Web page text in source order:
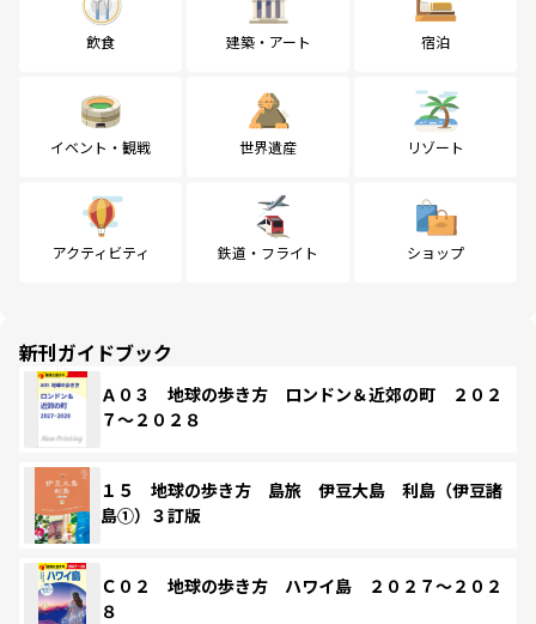
飲食 建築・アート 宿泊
イベント・観戦 世界遺産 リゾート
アクティビティ 鉄道・フライト ショップ
新刊ガイドブック
Ａ０３ 地球の歩き方 ロンドン＆近郊の町 ２０２
７～２０２８
１５ 地球の歩き方 島旅 伊豆大島 利島（伊豆諸
島①）３訂版
Ｃ０２ 地球の歩き方 ハワイ島 ２０２７～２０２
８